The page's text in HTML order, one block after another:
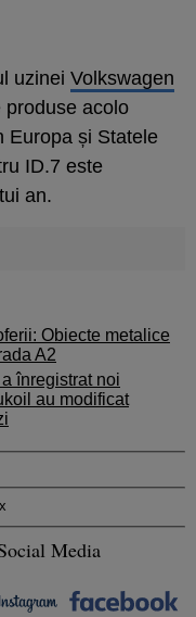
uzinei Volkswagen
produse acolo
Europa și Statele
ID.7 este
an.
Obiecte metalice
A2
înregistrat noi
au modificat
Media